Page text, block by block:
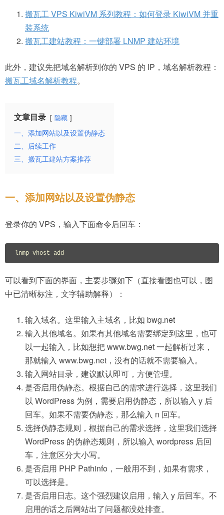
搬瓦工 VPS KiwiVM 系列教程：如何登录 KiwiVM 并重
装系统
搬瓦工建站教程：一键部署 LNMP 建站环境
此外，建议先把域名解析到你的 VPS 的 IP，域名解析教程：
搬瓦工域名解析教程。
文章目录 隐藏
一、添加网站以及设置伪静态
二、后续工作
三、搬瓦工建站方案推荐
一、添加网站以及设置伪静态
登录你的 VPS，输入下面命令后回车：
lnmp vhost add
可以看到下面的界面，主要步骤如下（直接看图也可以，图
中已清晰标注，文字辅助解释）：
输入域名。这里输入主域名，比如 bwg.net
输入其他域名。如果有其他域名需要绑定到这里，也可
以一起输入，比如想把 www.bwg.net 一起解析过来，
那就输入 www.bwg.net，没有的话就不需要输入。
输入网站目录，建议默认即可，方便管理。
是否启用伪静态。根据自己的需求进行选择，这里我们
以 WordPress 为例，需要启用伪静态，所以输入 y 后
回车。如果不需要伪静态，那么输入 n 回车。
选择伪静态规则，根据自己的需求选择，这里我们选择
WordPress 的伪静态规则，所以输入 wordpress 后回
车，注意区分大小写。
是否启用 PHP Pathinfo，一般用不到，如果有需求，
可以选择是。
是否启用日志。这个强烈建议启用，输入 y 后回车。不
启用的话之后网站出了问题都没处排查。